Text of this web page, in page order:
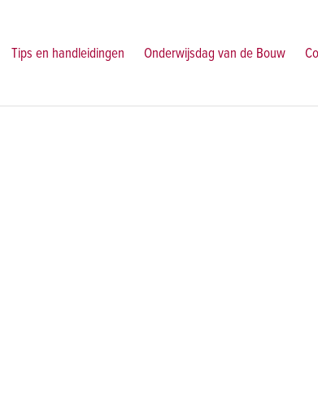
Tips en handleidingen Onderwijsdag van de Bouw